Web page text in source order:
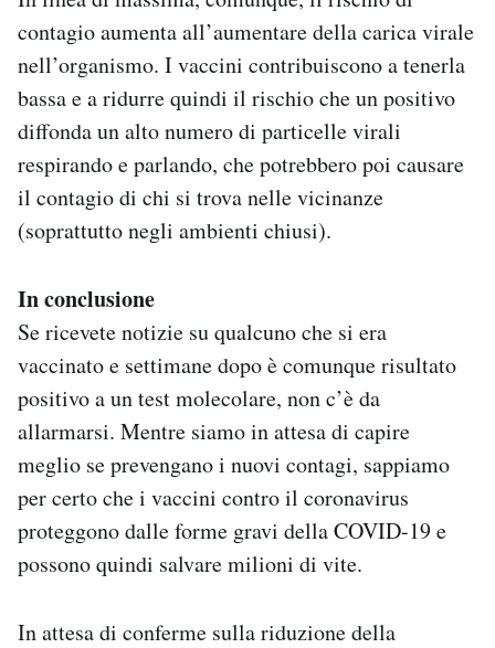
contagio aumenta all’aumentare della carica virale
nell’organismo. I vaccini contribuiscono a tenerla
bassa e a ridurre quindi il rischio che un positivo
diffonda un alto numero di particelle virali
respirando e parlando, che potrebbero poi causare
il contagio di chi si trova nelle vicinanze
(soprattutto negli ambienti chiusi).
In conclusione
Se ricevete notizie su qualcuno che si era
vaccinato e settimane dopo è comunque risultato
positivo a un test molecolare, non c’è da
allarmarsi. Mentre siamo in attesa di capire
meglio se prevengano i nuovi contagi, sappiamo
per certo che i vaccini contro il coronavirus
proteggono dalle forme gravi della COVID-19 e
possono quindi salvare milioni di vite.
In attesa di conferme sulla riduzione della